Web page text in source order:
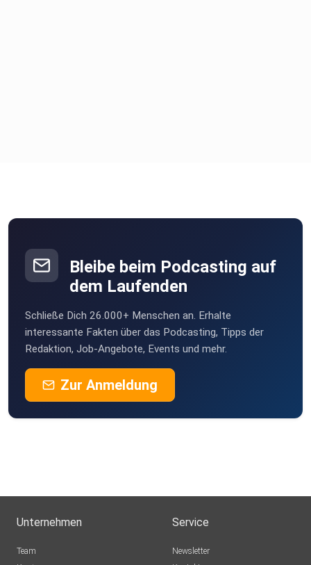
Bleibe beim Podcasting auf
dem Laufenden
Schließe Dich 26.000+ Menschen an. Erhalte
interessante Fakten über das Podcasting, Tipps der
Redaktion, Job-Angebote, Events und mehr.
Zur Anmeldung
Unternehmen
Team
Service
Newsletter